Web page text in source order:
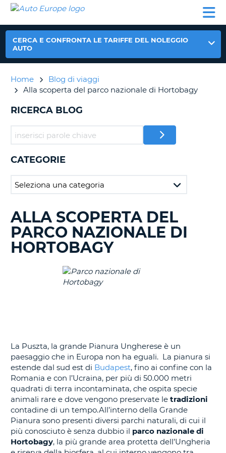
NOLEGGIO
NOLEGGIO
AUTO
EUROPE
NOLEGGIO
CAMPER
PARTNER
AIUTO
MIO
GESTISCI
ITALIA
CERCA E CONFRONTA LE TARIFFE DEL NOLEGGIO
AUTO
Home
Blog di viaggi
Alla scoperta del parco nazionale di Hortobagy
RICERCA BLOG
CATEGORIE
RICERCA
BLOG
IN
CORSO......
ALLA SCOPERTA DEL
PARCO NAZIONALE DI
HORTOBAGY
La Puszta, la grande Pianura Ungherese è un
paesaggio che in Europa non ha eguali. La pianura si
estende dal sud est di Budapest, fino ai confine con la
Romania e con l’Ucraina, per più di 50.000 metri
quadrati di terra incontaminata, che ospita specie
animali rare e dove vengono preservate le tradizioni
contadine di un tempo.All’interno della Grande
Pianura sono presenti diversi parchi naturali, di cui il
più conosciuto è senza dubbio il parco nazionale di
Hortobagy, la più grande area protetta dell’Ungheria